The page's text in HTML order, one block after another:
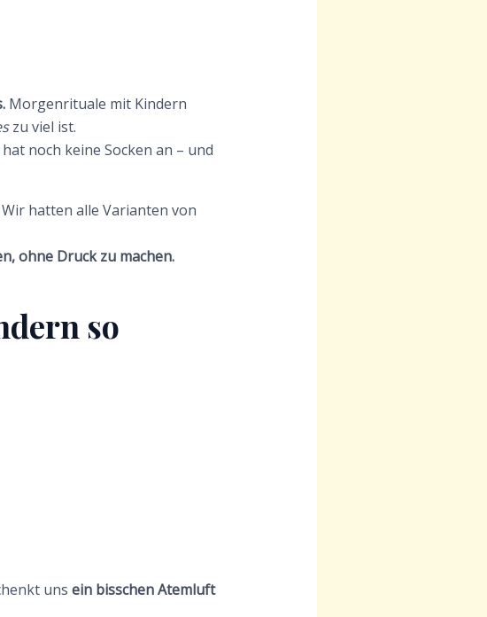
Morgenrituale mit Kindern
zu viel ist.
noch keine Socken an – und
hatten alle Varianten von
ohne Druck zu machen.
so
uns ein bisschen Atemluft